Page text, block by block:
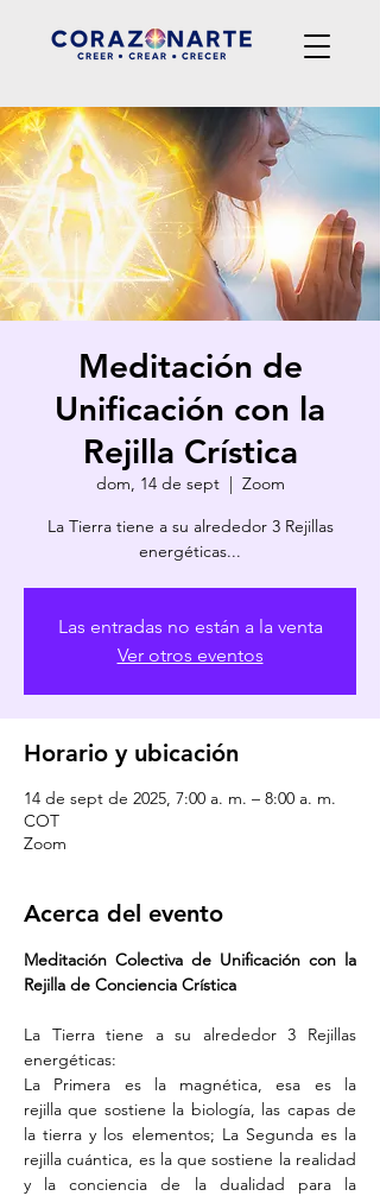
Meditación de
Unificación con la
Rejilla Crística
dom, 14 de sept
  |
Zoom
La Tierra tiene a su alrededor 3 Rejillas
energéticas...
Las entradas no están a la venta
Ver otros eventos
Horario y ubicación
14 de sept de 2025, 7:00 a. m. – 8:00 a. m.
COT
Zoom
Acerca del evento
Meditación Colectiva de Unificación con la
Rejilla de Conciencia Crística
La Tierra tiene a su alrededor 3 Rejillas
energéticas:
La Primera es la magnética, esa es la
rejilla que sostiene la biología, las capas de
la tierra y los elementos; La Segunda es la
rejilla cuántica, es la que sostiene la realidad
y la conciencia de la dualidad para la